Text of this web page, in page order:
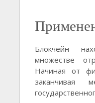
Блокчейн
множестве
Начиная от
заканчивая